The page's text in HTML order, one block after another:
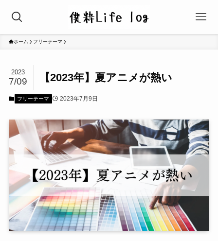
ホーム フリーテーマ
【2023年】夏アニメが熱い
2023
7/09
フリーテーマ 2023年7月9日